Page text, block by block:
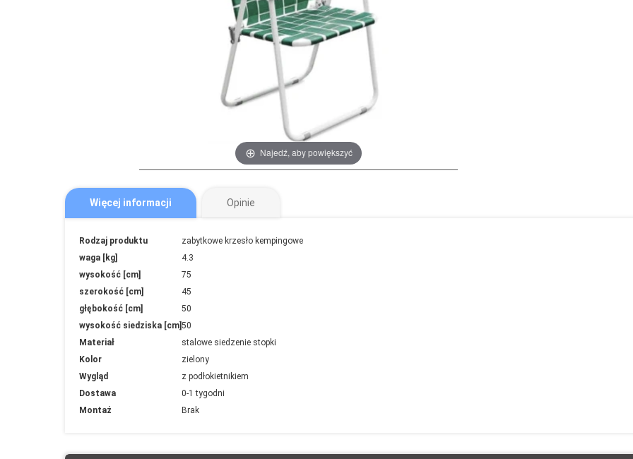
Najedź, aby powiększyć
Więcej informacji
Więcej
informacji
Rodzaj produktu
zabytkowe krzesło kempingowe
waga [kg]
4.3
wysokość [cm]
75
szerokość [cm]
45
głębokość [cm]
50
wysokość siedziska [cm]50
Materiał
stalowe siedzenie stopki
Kolor
zielony
Wygląd
z podłokietnikiem
Dostawa
0-1 tygodni
Montaż
Brak
Opinie